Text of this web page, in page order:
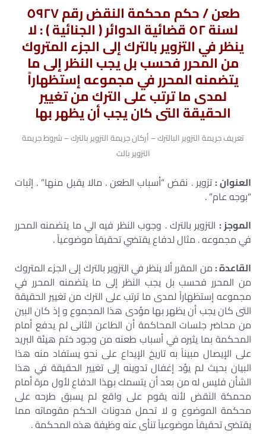
طعن / حكم محكمة النقض رقم ٥٩٢٧
لسنة ٥٢ قضائية الدوائر ( الجنائية ) : لا
ينظر في التزوير بالترك إلى الجزء المتروك
من المحرر فحسب بل يجب النظر إلى ما
يتضمنه المحرر في مجموعه إستظهاراً
لمدى ما ترتب على الترك من تغيير
الحقيقة التى كان يجب أن يظهر بها
تعريف جريمة التزوير البالترك – أركان جريمة التزوير بالترك – شروط جريمة
التزوير بالت
العنوان :تزوير . نقض “أسباب الطعن . مالا يقبل منها” . إثبات
“بوجه عام” .
الموجز : التزوير بالترك . وجوب النظر فيه الي ما يتضمنه المحرر
في مجموعه . مثال لدفاع يقتضي تحقيقاً موضوعياً .
القاعدة :من المقرر ألا ينظر في التزوير بالترك إلى الجزء المتروك
من المحرر فحسب بل يجب النظر إلى ما يتضمنه المحرر في
مجموعه إستظهاراً لمدى ما ترتب على الترك من تغيير الحقيقة
التى كان يجب أن يظهر بها مؤدى هذا المجموع و إذ كان البين
من محاضر جلسات المحاكمة أن الطاعن الثانى لم يدفع أمام
المحكمة بما يثيره في أسباب طعنه من وجود ختم هيئة البريد
على الإيصال مبيناً به تاريخ الإيداع على نحو يستفاد منه هذا
البيان بحيث لم يؤد إغفال تدوينه إلى تغيير الحقيقة في هذا
الشأن فليس له من بعد أن يتسمك بهذا الدفاع لأول مرة أمام
محمكة النقض لأنه يقوم على واقع لم يسبق طرحه على
محكمة الموضوع و لا تحمل مدونات الحكم مقوماته مما
يقتضى تحقيقاً موضوعياً تنأى عنه وظيفة هذه المحكمة .